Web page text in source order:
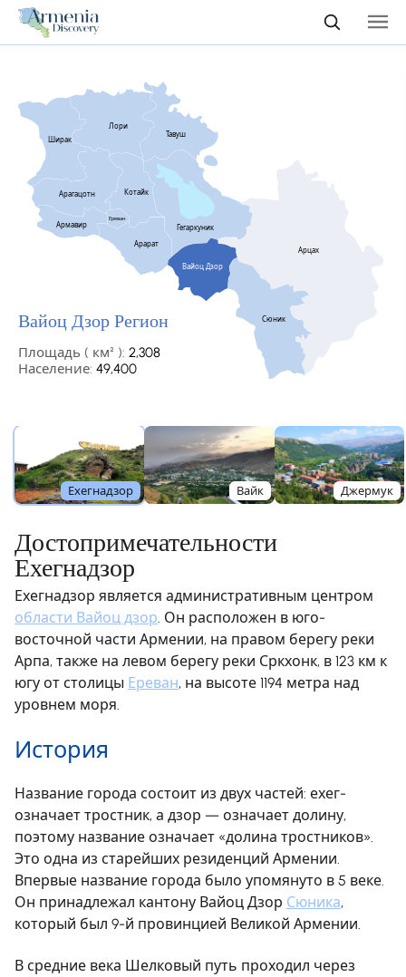
Ширак
Армавир
Арагацотн
Лори
Котайк
Арарат
Тавуш
Гегаркуник
Вайоц Дзор
Сюник
Ереван
Арцах
Вайоц Дзор Регион
Площадь ( км² ): 2,308
Население: 49,400
Достопримечательности
Ехегнадзор
Ехегнадзор Вайк Джермук
Ехегнадзор является административным центром
области Вайоц дзор . Он расположен в юго-
восточной части Армении, на правом берегу реки
Арпа, также на левом берегу реки Сркхонк, в 123 км к
югу от столицы Ереван, на высоте 1194 метра над
уровнем моря.
История
Название города состоит из двух частей: ехег-
означает тростник, а дзор — означает долину,
поэтому название означает «долина тростников».
Это одна из старейших резиденций Армении.
Впервые название города было упомянуто в 5 веке.
Он принадлежал кантону Вайоц Дзор Сюника,
который был 9-й провинцией Великой Армении.
В средние века Шелковый путь проходил через